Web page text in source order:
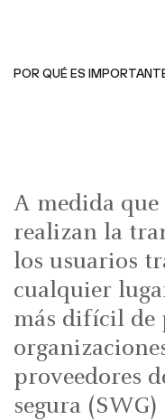
A medida que
realizan la
los usuarios
cualquier
más difícil de
proveedores
segura